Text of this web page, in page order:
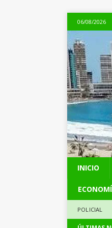
06/08/2026
INICIO
POLICIAL